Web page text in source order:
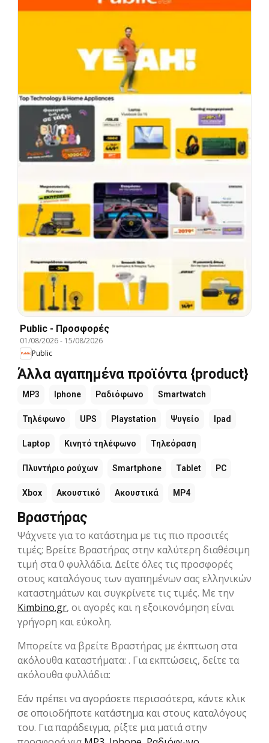
Public - Προσφορές
01/08/2026- 15/08/2026
Public
Άλλα αγαπημένα προϊόντα {product}
MP3 Iphone Ραδιόφωνο Smartwatch
Τηλέφωνο UPS Playstation Ψυγείο Ipad
Laptop Κινητό τηλέφωνο Τηλεόραση
Πλυντήριο ρούχων Smartphone Tablet PC
Xbox Ακουστικό Ακουστικά MP4
Βραστήρας
Ψάχνετε για το κατάστημα με τις πιο προσιτές
τιμές; Βρείτε Βραστήρας στην καλύτερη διαθέσιμη
τιμή στα 0 φυλλάδια. Δείτε όλες τις προσφορές
στους καταλόγους των αγαπημένων σας ελληνικών
καταστημάτων και συγκρίνετε τις τιμές. Με την
Kimbino.gr, οι αγορές και η εξοικονόμηση είναι
γρήγορη και εύκολη.
Μπορείτε να βρείτε Βραστήρας με έκπτωση στα
ακόλουθα καταστήματα: . Για εκπτώσεις, δείτε τα
ακόλουθα φυλλάδια:
Εάν πρέπει να αγοράσετε περισσότερα, κάντε κλικ
σε οποιοδήποτε κατάστημα και στους καταλόγους
του. Για παράδειγμα, ρίξτε μια ματιά στην